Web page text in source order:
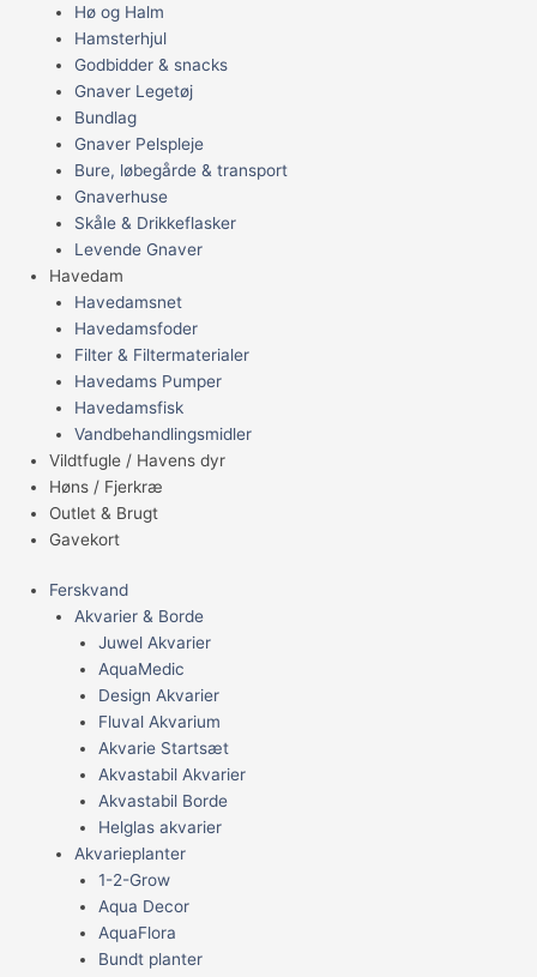
Hø og Halm
Hamsterhjul
Godbidder & snacks
Gnaver Legetøj
Bundlag
Gnaver Pelspleje
Bure, løbegårde & transport
Gnaverhuse
Skåle & Drikkeflasker
Levende Gnaver
Havedam
Havedamsnet
Havedamsfoder
Filter & Filtermaterialer
Havedams Pumper
Havedamsfisk
Vandbehandlingsmidler
Vildtfugle / Havens dyr
Høns / Fjerkræ
Outlet & Brugt
Gavekort
Ferskvand
Akvarier & Borde
Juwel Akvarier
AquaMedic
Design Akvarier
Fluval Akvarium
Akvarie Startsæt
Akvastabil Akvarier
Akvastabil Borde
Helglas akvarier
Akvarieplanter
1-2-Grow
Aqua Decor
AquaFlora
Bundt planter